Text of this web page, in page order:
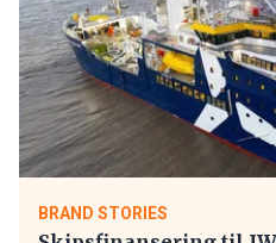
BRAND STORIES